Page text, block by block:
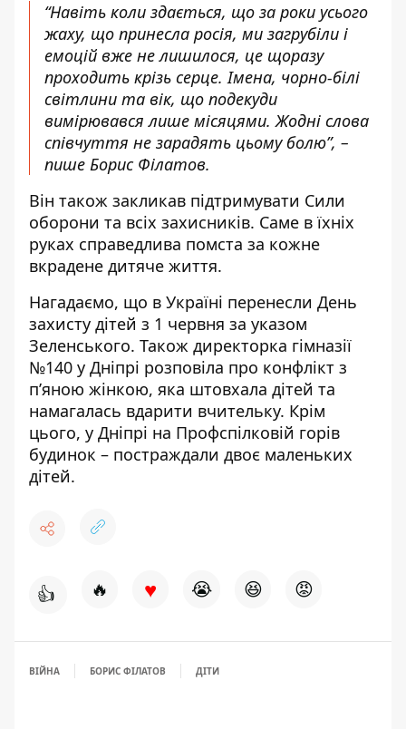
“Навіть коли здається, що за роки усього
жаху, що принесла росія, ми загрубіли і
емоцій вже не лишилося, це щоразу
проходить крізь серце. Імена, чорно-білі
світлини та вік, що подекуди
вимірювався лише місяцями. Жодні слова
співчуття не зарадять цьому болю”, –
пише Борис Філатов.
Він також закликав підтримувати Сили
оборони та всіх захисників. Саме в їхніх
руках справедлива помста за кожне
вкрадене дитяче життя.
Нагадаємо, що в Україні перенесли День
захисту дітей з 1 червня за указом
Зеленського. Також директорка гімназії
№140 у Дніпрі розповіла про конфлікт з
п’яною жінкою, яка штовхала дітей та
намагалась вдарити вчительку. Крім
цього, у Дніпрі на Профспілковій горів
будинок – постраждали двоє маленьких
дітей.
👍 🔥 ♥ 😭 😆 😡
ВІЙНА БОРИС ФІЛАТОВ ДІТИ